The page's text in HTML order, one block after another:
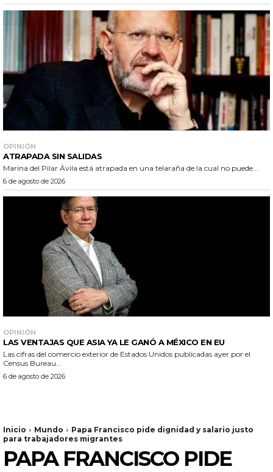
OPINIÓN
ATRAPADA SIN SALIDAS
Marina del Pilar Ávila está atrapada en una telaraña de la cual no puede...
6 de agosto de 2026
OPINIÓN
LAS VENTAJAS QUE ASIA YA LE GANÓ A MÉXICO EN EU
Las cifras del comercio exterior de Estados Unidos publicadas ayer por el
Census Bureau...
6 de agosto de 2026